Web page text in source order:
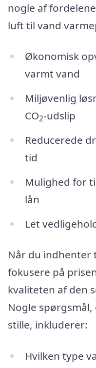
nogle af
luft til vand
Økonomisk
varmt vand
Miljøvenlig
CO2-udslip
Reducerede
tid
Mulighed for
lån
Let
Når du indhenter
fokusere på
kvaliteten af den
Nogle
stille, inkluderer:
Hvilken type